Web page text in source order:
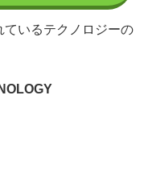
ているテクノロジーの